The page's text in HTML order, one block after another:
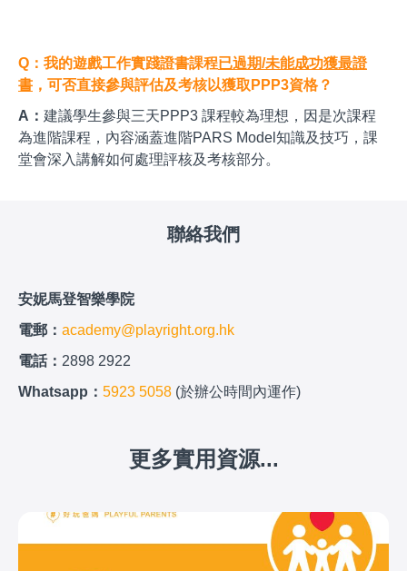
Q：我的遊戲工作實踐證書課程已過期/未能成功獲最證
書 ，可否直接參與評估及考核以獲取PPP3資格？
A： 建議學生參與三天PPP3 課程較為理想，因是次課程
為進階課程，內容涵蓋進階PARS Model知識及技巧，課
堂會深入講解如何處理評核及考核部分。
聯絡我們
安妮馬登智樂學院
電郵： academy@playright.org.hk
電話： 2898 2922
Whatsapp： 5923 5058 (於辦公時間內運作)
更多實用資源...